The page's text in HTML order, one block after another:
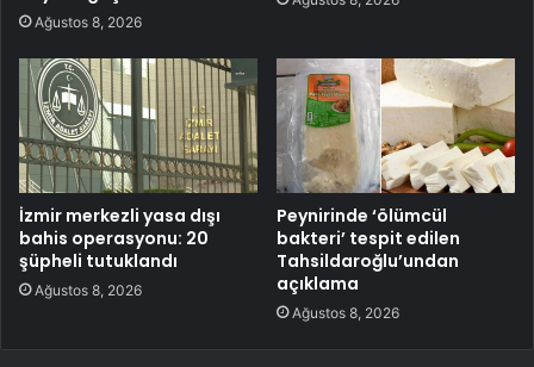
Ağustos 8, 2026
İzmir merkezli yasa dışı
bahis operasyonu: 20
şüpheli tutuklandı
Ağustos 8, 2026
Peynirinde ‘ölümcül
bakteri’ tespit edilen
Tahsildaroğlu’undan
açıklama
Ağustos 8, 2026